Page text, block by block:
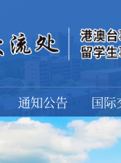
通知公告 国际